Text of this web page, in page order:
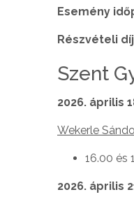
Esemény
Részvételi
Szent
2026. április
Wekerle
16.00 és
2026. április